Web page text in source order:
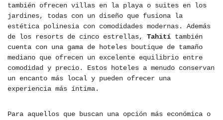
también ofrecen villas en la playa o suites en los
jardines, todas con un diseño que fusiona la
estética polinesia con comodidades modernas. Además
de los resorts de cinco estrellas, Tahití también
cuenta con una gama de hoteles boutique de tamaño
mediano que ofrecen un excelente equilibrio entre
comodidad y precio. Estos hoteles a menudo conservan
un encanto más local y pueden ofrecer una
experiencia más íntima.
Para aquellos que buscan una opción más económica o